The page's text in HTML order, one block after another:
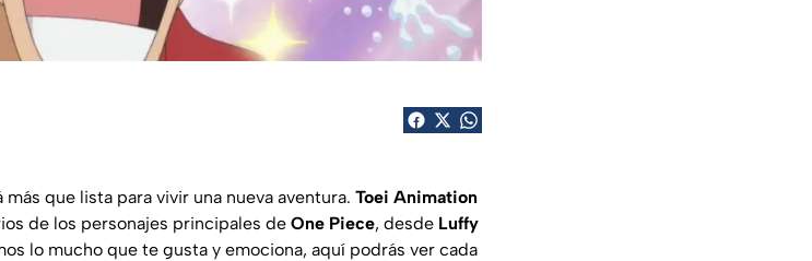
que lista para vivir una nueva aventura. Toei Animation
de los personajes principales de One Piece, desde Luffy
lo mucho que te gusta y emociona, aquí podrás ver cada